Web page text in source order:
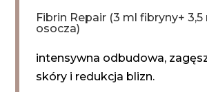
Fibrin Repair (3 ml fibryny+ 3,5
osocza)
intensywna odbudowa,
skóry i redukcja blizn.